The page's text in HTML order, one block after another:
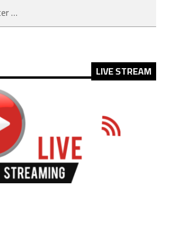
LIVE STREAM